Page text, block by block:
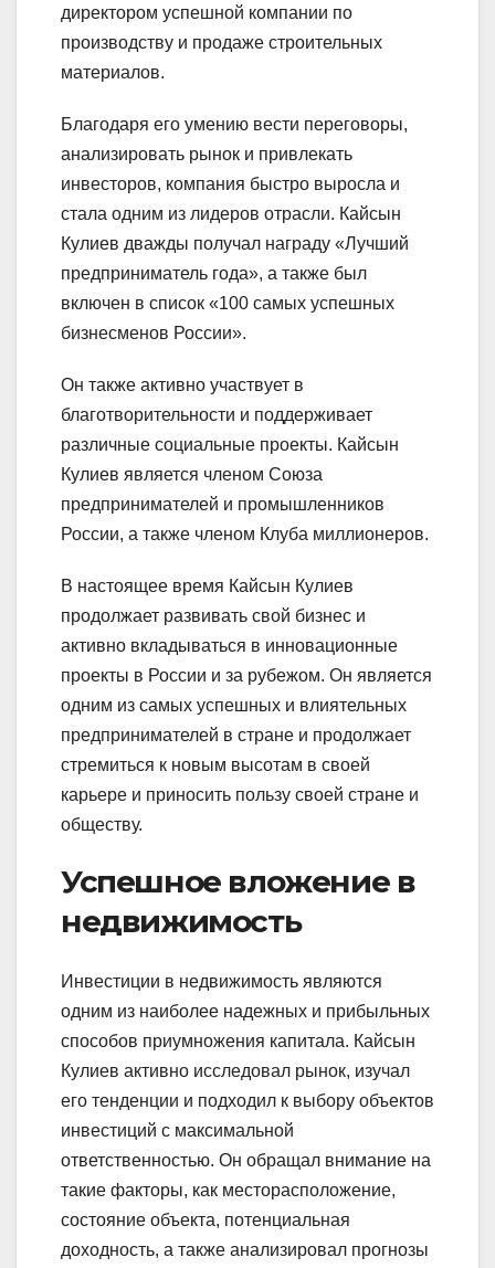
директором успешной компании по
производству и продаже строительных
материалов.
Благодаря его умению вести переговоры,
анализировать рынок и привлекать
инвесторов, компания быстро выросла и
стала одним из лидеров отрасли. Кайсын
Кулиев дважды получал награду «Лучший
предприниматель года», а также был
включен в список «100 самых успешных
бизнесменов России».
Он также активно участвует в
благотворительности и поддерживает
различные социальные проекты. Кайсын
Кулиев является членом Союза
предпринимателей и промышленников
России, а также членом Клуба миллионеров.
В настоящее время Кайсын Кулиев
продолжает развивать свой бизнес и
активно вкладываться в инновационные
проекты в России и за рубежом. Он является
одним из самых успешных и влиятельных
предпринимателей в стране и продолжает
стремиться к новым высотам в своей
карьере и приносить пользу своей стране и
обществу.
Успешное вложение в
недвижимость
Инвестиции в недвижимость являются
одним из наиболее надежных и прибыльных
способов приумножения капитала. Кайсын
Кулиев активно исследовал рынок, изучал
его тенденции и подходил к выбору объектов
инвестиций с максимальной
ответственностью. Он обращал внимание на
такие факторы, как месторасположение,
состояние объекта, потенциальная
доходность, а также анализировал прогнозы